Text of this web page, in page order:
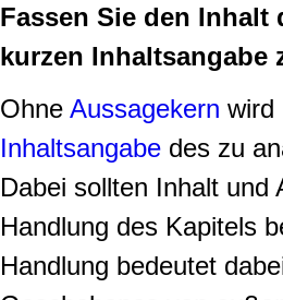
Fassen Sie den
kurzen Inhaltsangabe
Ohne Aussagekern wird
Inhaltsangabe des zu
Dabei sollten Inhalt und
Handlung des Kapitels
Handlung bedeutet